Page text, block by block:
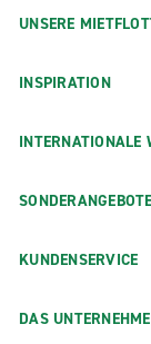
UNSERE
INSPIRATION
INTERNATIONALE
SONDERANGEBOTE
KUNDENSERVICE
DAS